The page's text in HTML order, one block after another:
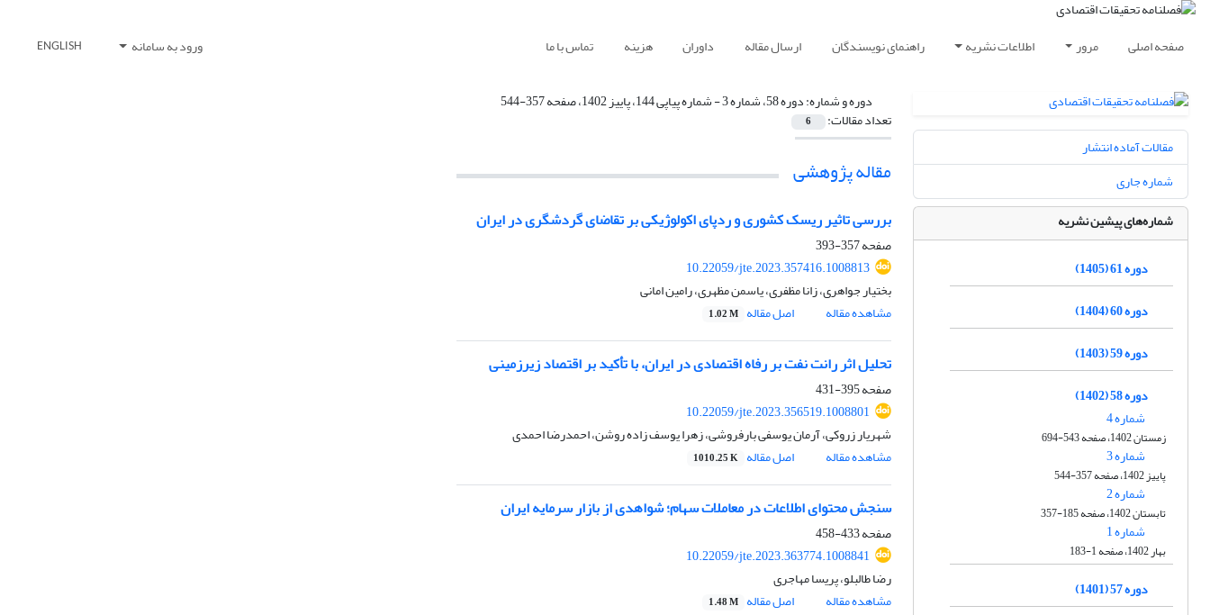
صفحه اصلی مرور اطلاعات نشریه راهنمای نویسندگان ارسال مقاله داوران هزینه تماس با ما ورود به سامانه ENGLISH
دوره و شماره:دوره 58، شماره 3 - شماره پیاپی 144، پاییز 1402، صفحه 357-544
تعداد مقالات: 6
مقاله پژوهشی
بررسی تاثیر ریسک کشوری و ردپای اکولوژیکی بر تقاضای گردشگری در ایران
صفحه357-393
10.22059/jte.2023.357416.1008813
بختیار جواهری، زانا مظفری، یاسمن مظهری، رامین امانی
مشاهده مقاله
اصل مقاله 1.02 M
تحلیل اثر رانت نفت بر رفاه اقتصادی در ایران، با تأکید بر اقتصاد زیرزمینی
صفحه395-431
10.22059/jte.2023.356519.1008801
شهریار زروکی، آرمان یوسفی بارفروشی، زهرا یوسف زاده روشن، احمدرضا احمدی
مشاهده مقاله
اصل مقاله 1010.25 K
سنجش محتوای اطلاعات در معاملات سهام؛ شواهدی از بازار سرمایه ایران
صفحه433-458
10.22059/jte.2023.363774.1008841
رضا طالبلو، پریسا مهاجری
مشاهده مقاله
اصل مقاله 1.48 M
مقالات آماده انتشار
شماره جاری
شماره‌های پیشین نشریه
دوره 61 (1405)
دوره 60 (1404)
دوره 59 (1403)
دوره 58 (1402)
شماره 4
زمستان 1402، صفحه 543-694
شماره 3
پاییز 1402، صفحه 357-544
شماره 2
تابستان 1402، صفحه 185-357
شماره 1
بهار 1402، صفحه 1-183
دوره 57 (1401)